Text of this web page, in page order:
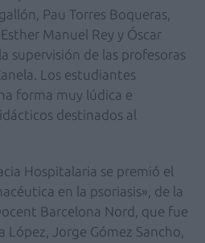
Pau Torres Boqueras,
Manuel Rey y Óscar
supervisión de las profesoras
Los estudiantes
forma muy lúdica e
destinados al
Hospitalaria se premió el
en la psoriasis», de la
Barcelona Nord, que fue
López, Jorge Gómez Sancho,